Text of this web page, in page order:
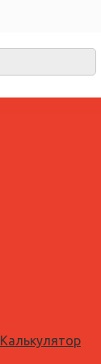
Калькулятор